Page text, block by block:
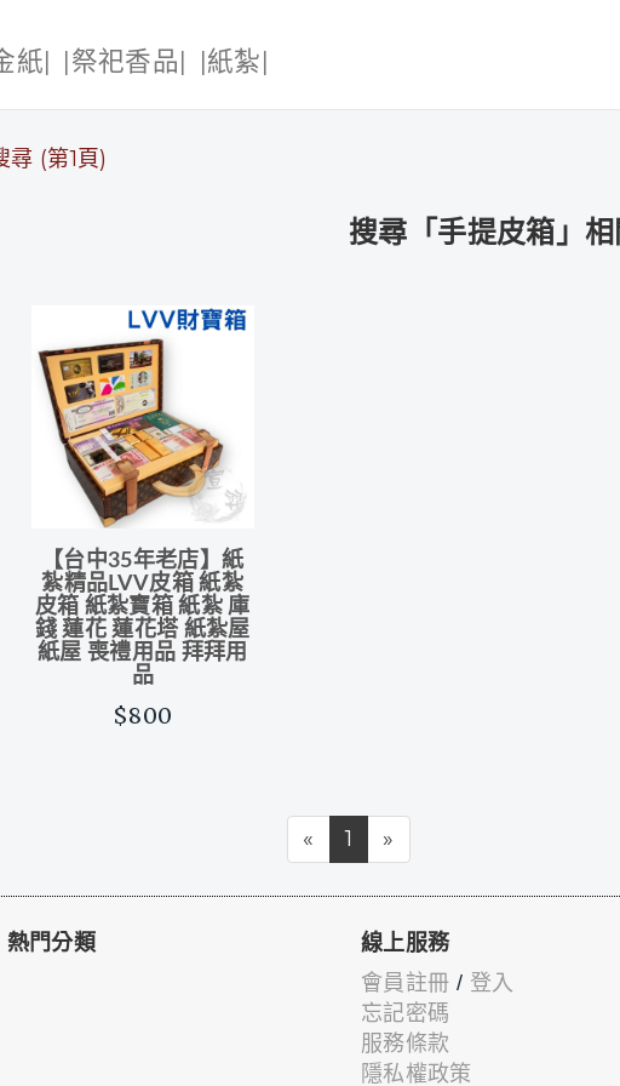
紙| |祭祀香品| |紙紮|
尋 (第1頁)
搜尋「手提皮箱」
【台中35年老店】紙
紮精品LVV皮箱 紙紮
皮箱 紙紮寶箱 紙紮 庫
錢 蓮花 蓮花塔 紙紮屋
紙屋 喪禮用品 拜拜用
品
$800
« 1 »
熱門分類 線上服務
會員註冊 / 登入
忘記密碼
服務條款
隱私權政策